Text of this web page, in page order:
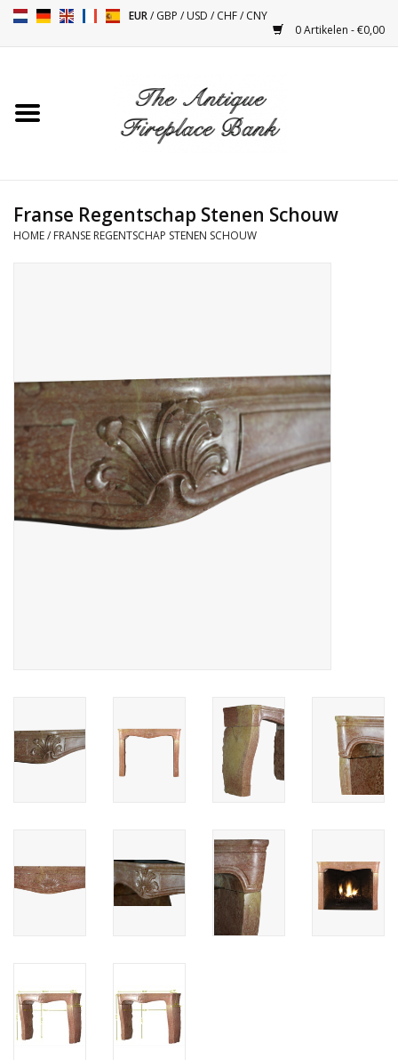
EUR/GBP /USD /CHF/CNY
0 Artikelen - €0,00
Toebehoren
Objecten
Decoratieve Outdoor
Objecten
Vloeren - Steen, Terra Cotta
& Marmer
Franse Regentschap Stenen Schouw
HOME/ FRANSE REGENTSCHAP STENEN SCHOUW